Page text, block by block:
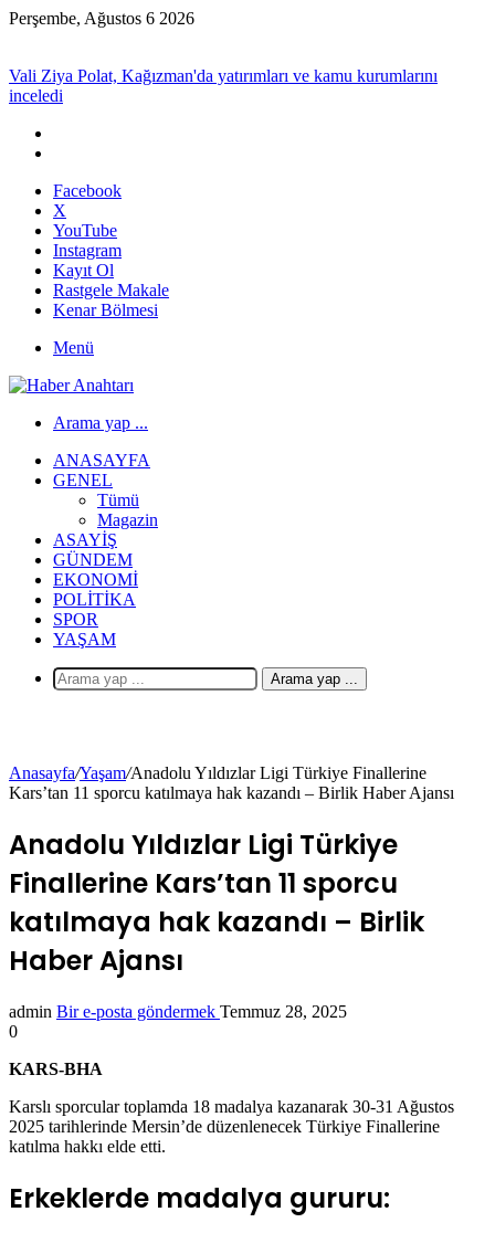
Perşembe, Ağustos 6 2026
Vali Ziya Polat, Kağızman'da yatırımları ve kamu kurumlarını
inceledi
Facebook
X
YouTube
Instagram
Kayıt Ol
Rastgele Makale
Kenar Bölmesi
Menü
Arama yap ...
ANASAYFA
GENEL
Tümü
Magazin
ASAYIŞ
GÜNDEM
EKONOMI
POLITIKA
SPOR
YAŞAM
Arama yap ...
Anasayfa/Yaşam/Anadolu Yıldızlar Ligi Türkiye Finallerine
Kars’tan 11 sporcu katılmaya hak kazandı – Birlik Haber Ajansı
Anadolu Yıldızlar Ligi Türkiye
Finallerine Kars’tan 11 sporcu
katılmaya hak kazandı – Birlik
Haber Ajansı
admin Bir e-posta göndermek Temmuz 28, 2025
0
KARS-BHA
Karslı sporcular toplamda 18 madalya kazanarak 30-31 Ağustos
2025 tarihlerinde Mersin’de düzenlenecek Türkiye Finallerine
katılma hakkı elde etti.
Erkeklerde madalya gururu: